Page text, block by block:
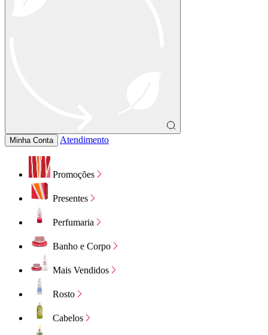
Minha Conta Atendimento
Promoções
Presentes
Perfumaria
Banho e Corpo
Mais Vendidos
Rosto
Cabelos